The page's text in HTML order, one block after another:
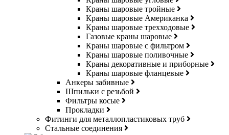
Краны шаровые тройные
Краны шаровые Американка
Краны шаровые трехходовые
Газовые краны шаровые
Краны шаровые с фильтром
Краны шаровые поливочные
Краны декоративные и приборные
Краны шаровые фланцевые
Анкеры забивные
Шпильки с резьбой
Фильтры косые
Прокладки
Фитинги для металлопластиковых труб
Стальные соединения